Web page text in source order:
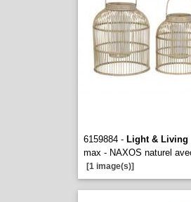
6159884 - Light & Living
max - NAXOS naturel
[1 image(s)]